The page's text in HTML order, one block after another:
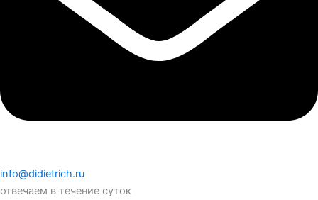
info@didietrich.ru
отвечаем в течение суток